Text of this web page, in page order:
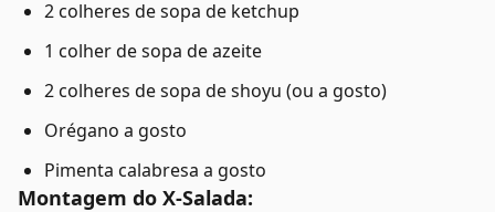
2 colheres de sopa de ketchup
1 colher de sopa de azeite
2 colheres de sopa de shoyu (ou a gosto)
Orégano a gosto
Pimenta calabresa a gosto
Montagem do X-Salada: